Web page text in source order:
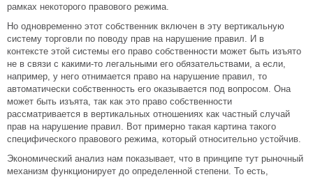
рамках некоторого правового режима.
Но одновременно этот собственник включен в эту вертикальную
систему торговли по поводу прав на нарушение правил. И в
контексте этой системы его право собственности может быть изъято
не в связи с какими-то легальными его обязательствами, а если,
например, у него отнимается право на нарушение правил, то
автоматически собственность его оказывается под вопросом. Она
может быть изъята, так как это право собственности
рассматривается в вертикальных отношениях как частный случай
прав на нарушение правил. Вот примерно такая картина такого
специфического правового режима, который относительно устойчив.
Экономический анализ нам показывает, что в принципе тут рыночный
механизм функционирует до определенной степени. То есть,